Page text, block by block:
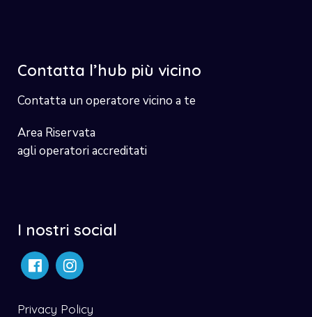
Contatta l’hub più vicino
Contatta un operatore vicino a te
Area Riservata
agli operatori accreditati
I nostri social
Privacy Policy